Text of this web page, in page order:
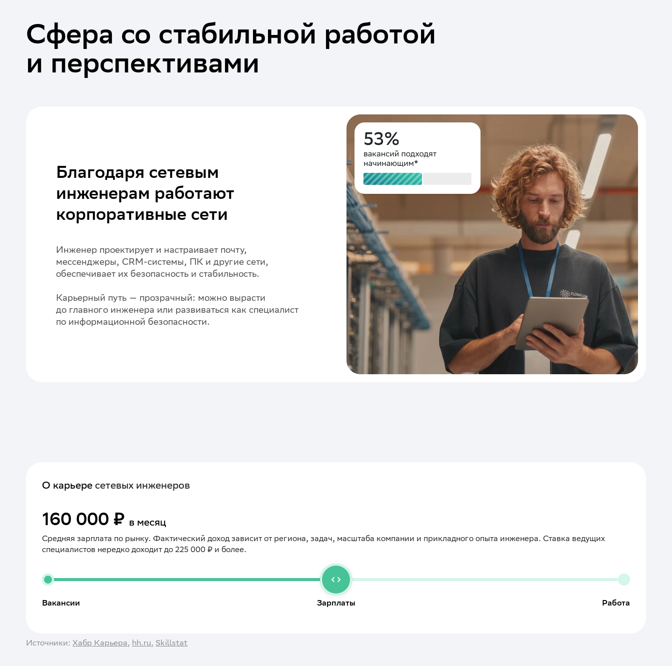
Сфера со стабильной работой
и перспективами
Благодаря сетевым
инженерам работают
корпоративные сети
Инженер проектирует и настраивает почту,
мессенджеры, CRM-системы, ПК и другие сети,
обеспечивает их безопасность и стабильность.
Карьерный путь — прозрачный: можно вырасти
до главного инженера или развиваться как специалист
по информационной безопасности.
О карьере сетевых инженеров
160 000 ₽ в месяц
Средняя зарплата по рынку. Фактический доход зависит от региона, задач, масштаба компании и прикладного опыта инженера. Ставка ведущих
специалистов нередко доходит до 225 000 ₽ и более.
Вакансии Зарплаты Работа
Источники: Хабр Карьера, hh.ru, Skillstat